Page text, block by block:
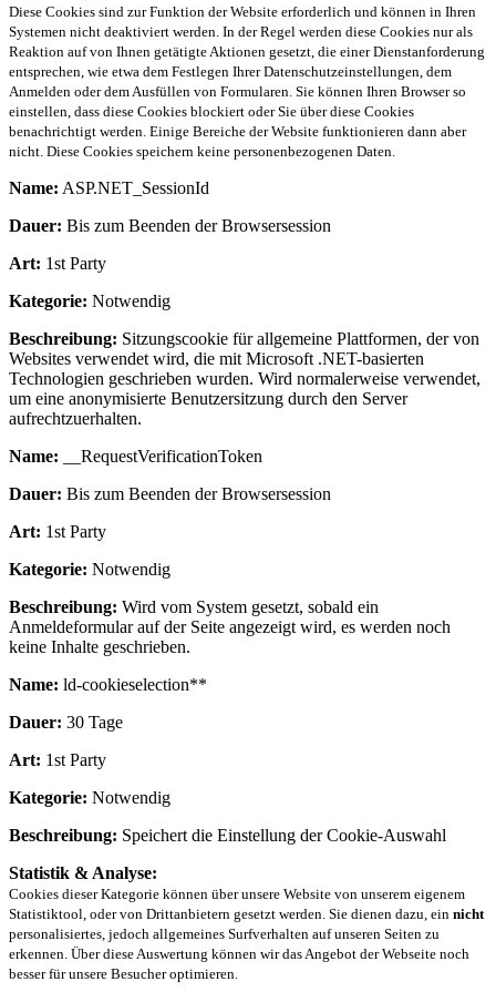
Diese Cookies sind zur Funktion der Website erforderlich und können in Ihren
Systemen nicht deaktiviert werden. In der Regel werden diese Cookies nur als
Reaktion auf von Ihnen getätigte Aktionen gesetzt, die einer Dienstanforderung
entsprechen, wie etwa dem Festlegen Ihrer Datenschutzeinstellungen, dem
Anmelden oder dem Ausfüllen von Formularen. Sie können Ihren Browser so
einstellen, dass diese Cookies blockiert oder Sie über diese Cookies
benachrichtigt werden. Einige Bereiche der Website funktionieren dann aber
nicht. Diese Cookies speichern keine personenbezogenen Daten.
Name: ASP.NET_SessionId
Dauer: Bis zum Beenden der Browsersession
Art: 1st Party
Kategorie: Notwendig
Beschreibung: Sitzungscookie für allgemeine Plattformen, der von
Websites verwendet wird, die mit Microsoft .NET-basierten
Technologien geschrieben wurden. Wird normalerweise verwendet,
um eine anonymisierte Benutzersitzung durch den Server
aufrechtzuerhalten.
Name: __RequestVerificationToken
Dauer: Bis zum Beenden der Browsersession
Art: 1st Party
Kategorie: Notwendig
Beschreibung: Wird vom System gesetzt, sobald ein
Anmeldeformular auf der Seite angezeigt wird, es werden noch
keine Inhalte geschrieben.
Name: ld-cookieselection**
Dauer: 30 Tage
Art: 1st Party
Kategorie: Notwendig
Beschreibung: Speichert die Einstellung der Cookie-Auswahl
Statistik & Analyse:
Cookies dieser Kategorie können über unsere Website von unserem eigenem
Statistiktool, oder von Drittanbietern gesetzt werden. Sie dienen dazu, ein nicht
personalisiertes, jedoch allgemeines Surfverhalten auf unseren Seiten zu
erkennen. Über diese Auswertung können wir das Angebot der Webseite noch
besser für unsere Besucher optimieren.